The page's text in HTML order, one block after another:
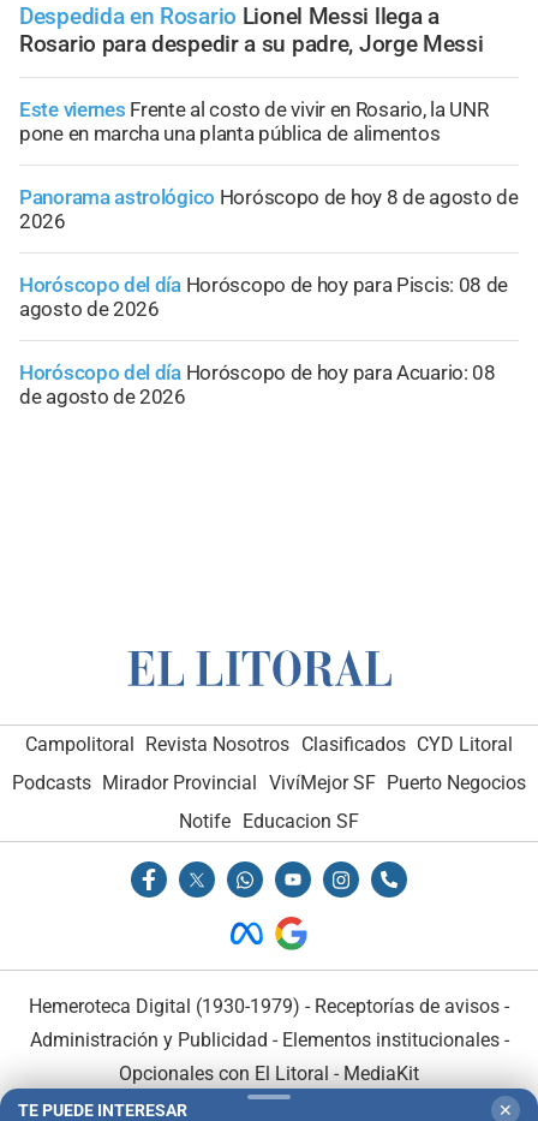
Despedida en Rosario Lionel Messi llega a
Rosario para despedir a su padre, Jorge Messi
Este viernes Frente al costo de vivir en Rosario, la UNR
pone en marcha una planta pública de alimentos
Panorama astrológico Horóscopo de hoy 8 de agosto de
2026
Horóscopo del día Horóscopo de hoy para Piscis: 08 de
agosto de 2026
Horóscopo del día Horóscopo de hoy para Acuario: 08
de agosto de 2026
Campolitoral Revista Nosotros Clasificados CYD Litoral
Podcasts Mirador Provincial VivíMejor SF Puerto Negocios
Notife Educacion SF
Hemeroteca Digital (1930-1979) - Receptorías de avisos -
Administración y Publicidad - Elementos institucionales-
Opcionales con El Litoral - MediaKit
TE PUEDE INTERESAR ✕